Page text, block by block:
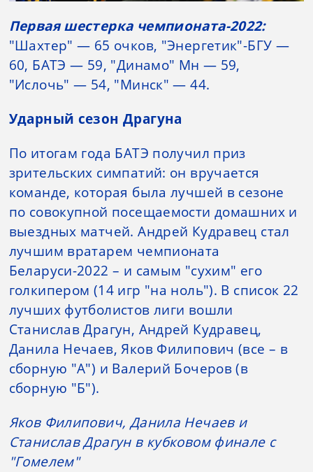
Первая шестерка чемпионата-2022:
"Шахтер" — 65 очков, "Энергетик"-БГУ —
60, БАТЭ — 59, "Динамо" Мн — 59,
"Ислочь" — 54, "Минск" — 44.
Ударный сезон Драгуна
По итогам года БАТЭ получил приз
зрительских симпатий: он вручается
команде, которая была лучшей в сезоне
по совокупной посещаемости домашних и
выездных матчей. Андрей Кудравец стал
лучшим вратарем чемпионата
Беларуси-2022 – и самым "сухим" его
голкипером (14 игр "на ноль"). В список 22
лучших футболистов лиги вошли
Станислав Драгун, Андрей Кудравец,
Данила Нечаев, Яков Филипович (все – в
сборную "А") и Валерий Бочеров (в
сборную "Б").
Яков Филипович, Данила Нечаев и
Станислав Драгун в кубковом финале с
"Гомелем"